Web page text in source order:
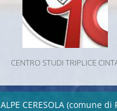
CENTRO STUDI TRIPLICE
ALPE CERESOLA (comune